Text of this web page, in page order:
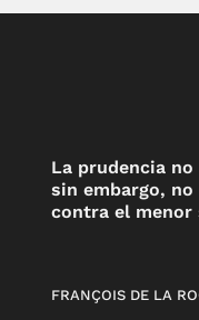
La prudencia
sin embargo, no
contra el menor
FRANÇOIS DE LA